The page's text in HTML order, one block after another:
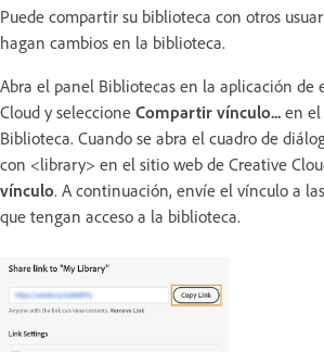
Puede compartir su biblioteca con otros
hagan cambios en la biblioteca.
Abra el panel Bibliotecas en la aplicación de
Cloud y seleccione Compartir vínculo... en el
Biblioteca. Cuando se abra el cuadro de
con <library> en el sitio web de Creative
vínculo. A continuación, envíe el vínculo a
que tengan acceso a la biblioteca.